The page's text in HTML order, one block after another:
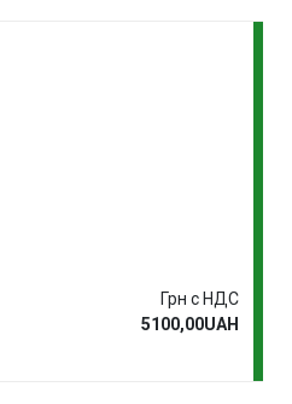
Грн с НДС
5100,00UAH